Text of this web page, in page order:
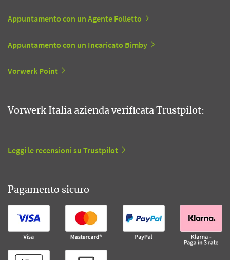
Appuntamento con un Agente Folletto
Appuntamento con un Incaricato Bimby
Vorwerk Point
Vorwerk Italia azienda verificata Trustpilot:
Leggi le recensioni su Trustpilot
Pagamento sicuro